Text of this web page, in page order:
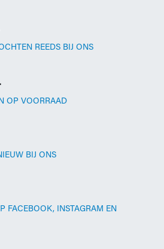
REEDS BIJ ONS
OP VOORRAAD
BIJ ONS
FACEBOOK, INSTAGRAM EN